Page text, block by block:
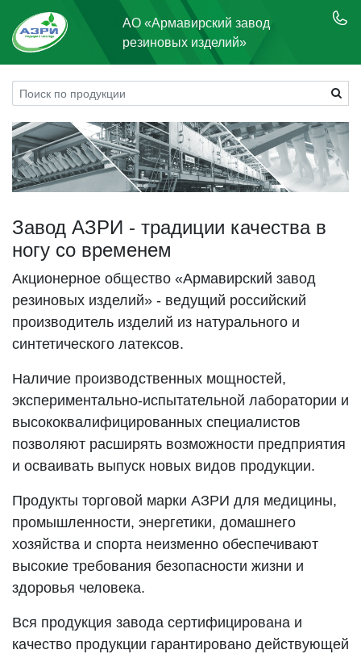
АО «Армавирский завод
резиновых изделий»
Previous Next
Завод АЗРИ - традиции качества в
ногу со временем
Акционерное общество «Армавирский завод
резиновых изделий» - ведущий российский
производитель изделий из натурального и
синтетического латексов.
Наличие производственных мощностей,
экспериментально-испытательной лаборатории и
высококвалифицированных специалистов
позволяют расширять возможности предприятия
и осваивать выпуск новых видов продукции.
Продукты торговой марки АЗРИ для медицины,
промышленности, энергетики, домашнего
хозяйства и спорта неизменно обеспечивают
высокие требования безопасности жизни и
здоровья человека.
Вся продукция завода сертифицирована и
качество продукции гарантировано действующей